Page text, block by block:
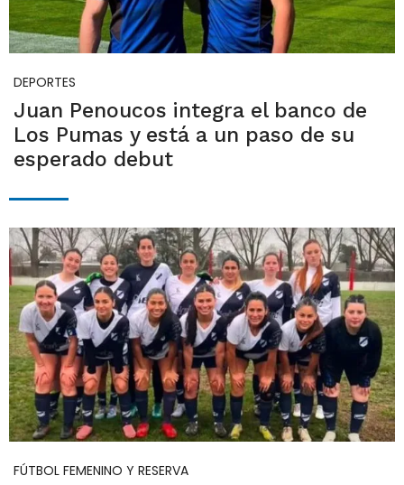
DEPORTES
Juan Penoucos integra el banco de
Los Pumas y está a un paso de su
esperado debut
FÚTBOL FEMENINO Y RESERVA